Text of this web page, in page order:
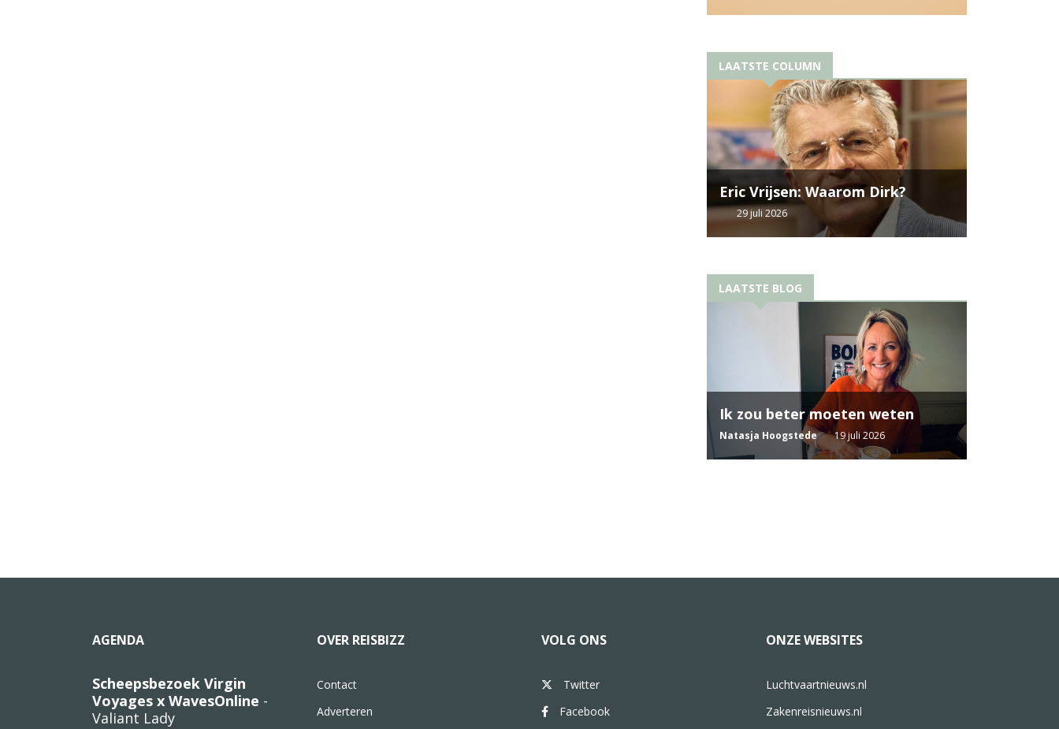
LAATSTE COLUMN
Eric Vrijsen: Waarom Dirk?
29 juli 2026
LAATSTE BLOG
Ik zou beter moeten weten
Natasja Hoogstede 19 juli 2026
AGENDA
Scheepsbezoek Virgin
Voyages x WavesOnline -
Valiant Lady
OVER REISBIZZ
Contact
Adverteren
VOLG ONS
Twitter
Facebook
ONZE WEBSITES
Luchtvaartnieuws.nl
Zakenreisnieuws.nl